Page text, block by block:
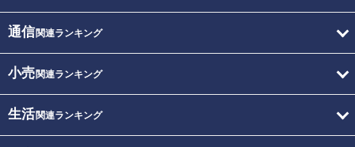
通信関連ランキング
小売関連ランキング
生活関連ランキング